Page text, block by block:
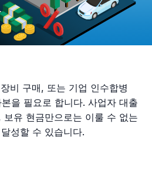
비 구매, 또는 기업 인수합병
을 필요로 합니다. 사업자 대출
유 현금만으로는 이룰 수 없는
성할 수 있습니다.